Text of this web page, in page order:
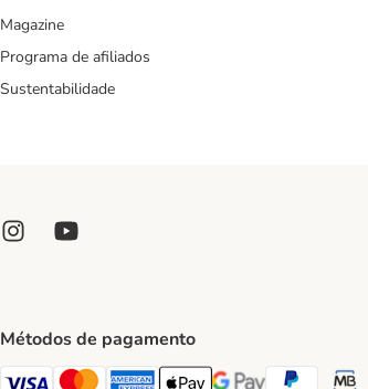
Magazine
Programa de afiliados
Sustentabilidade
Métodos de pagamento